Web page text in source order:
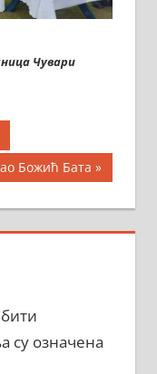
Чувари
Божић Бата
су означена